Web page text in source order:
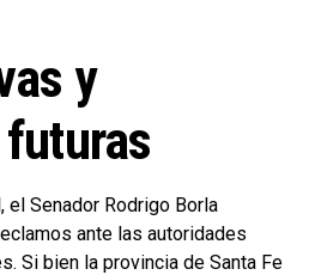
y
el Senador Rodrigo Borla
ante las autoridades
Si bien la provincia de Santa Fe